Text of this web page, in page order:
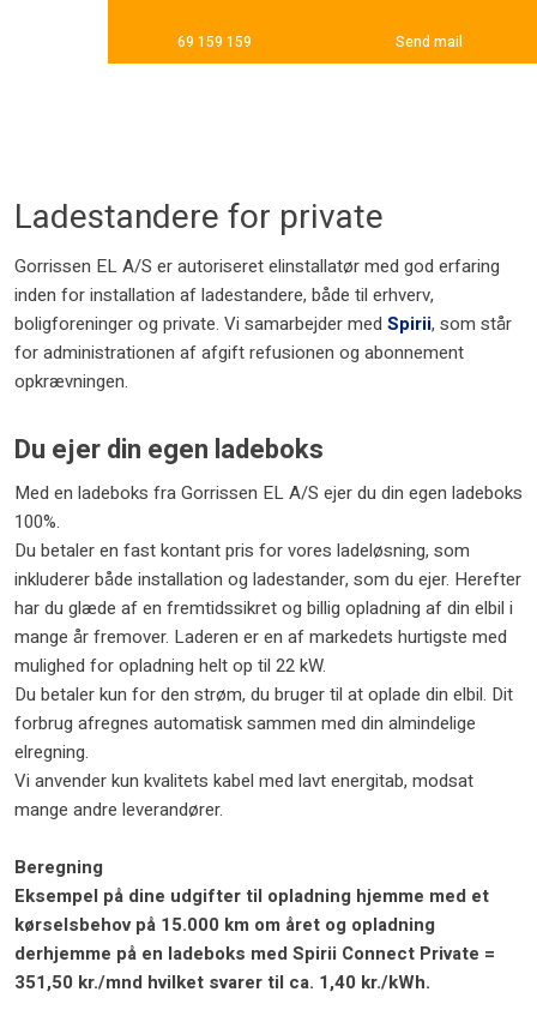
69 159 159 Send mail
Ladestandere for private
Gorrissen EL A/S er autoriseret elinstallatør med god erfaring
inden for installation af ladestandere, både til erhverv,
boligforeninger og private. Vi samarbejder med Spirii, som står
for administrationen af afgift refusionen og abonnement
opkrævningen.
Du ejer din egen ladeboks
​Med en ladeboks fra Gorrissen EL A/S ejer du din egen ladeboks
100%.
​Du betaler en fast kontant pris for vores ladeløsning, som
inkluderer både installation og ladestander, som du ejer. Herefter
har du glæde af en fremtidssikret og billig opladning af din elbil i
mange år fremover. Laderen er en af markedets hurtigste med
mulighed for opladning helt op til 22 kW.
Du betaler kun for den strøm, du bruger til at oplade din elbil. Dit
forbrug afregnes automatisk sammen med din almindelige
elregning.
Vi anvender kun kvalitets kabel med lavt energitab, modsat
mange andre leverandører.
Beregning
Eksempel på dine udgifter til opladning hjemme med et
kørselsbehov på 15.000 km om året og opladning
derhjemme på en ladeboks med Spirii Connect Private =
351,50 kr./mnd hvilket svarer til ca. 1,40 kr./kWh.